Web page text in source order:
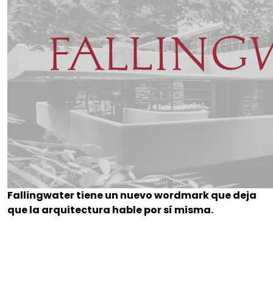
Fallingwater tiene un nuevo wordmark que deja
que la arquitectura hable por sí misma.